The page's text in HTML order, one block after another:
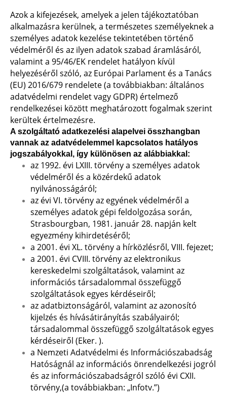
Azok a kifejezések, amelyek a jelen tájékoztatóban
alkalmazásra kerülnek, a természetes személyeknek a
személyes adatok kezelése tekintetében történő
védelméről és az ilyen adatok szabad áramlásáról,
valamint a 95/46/EK rendelet hatályon kívül
helyezéséről szóló, az Európai Parlament és a Tanács
(EU) 2016/679 rendelete (a továbbiakban: általános
adatvédelmi rendelet vagy GDPR) értelmező
rendelkezései között meghatározott fogalmak szerint
kerültek értelmezésre.
A szolgáltató adatkezelési alapelvei összhangban
vannak az adatvédelemmel kapcsolatos hatályos
jogszabályokkal, így különösen az alábbiakkal:
az 1992. évi LXIII. törvény a személyes adatok
védelméről és a közérdekű adatok
nyilvánosságáról;
az évi VI. törvény az egyének védelméről a
személyes adatok gépi feldolgozása során,
Strasbourgban, 1981. január 28. napján kelt
egyezmény kihirdetéséről;
a 2001. évi XL. törvény a hírközlésről, VIII. fejezet;
a 2001. évi CVIII. törvény az elektronikus
kereskedelmi szolgáltatások, valamint az
információs társadalommal összefüggő
szolgáltatások egyes kérdéseiről;
az adatbiztonságáról, valamint az azonosító
kijelzés és hívásátirányítás szabályairól;
társadalommal összefüggő szolgáltatások egyes
kérdéseiről (Eker. ).
a Nemzeti Adatvédelmi és Információszabadság
Hatóságnál az információs önrendelkezési jogról
és az információszabadságról szóló évi CXII.
törvény,(a továbbiakban: „Infotv.”)